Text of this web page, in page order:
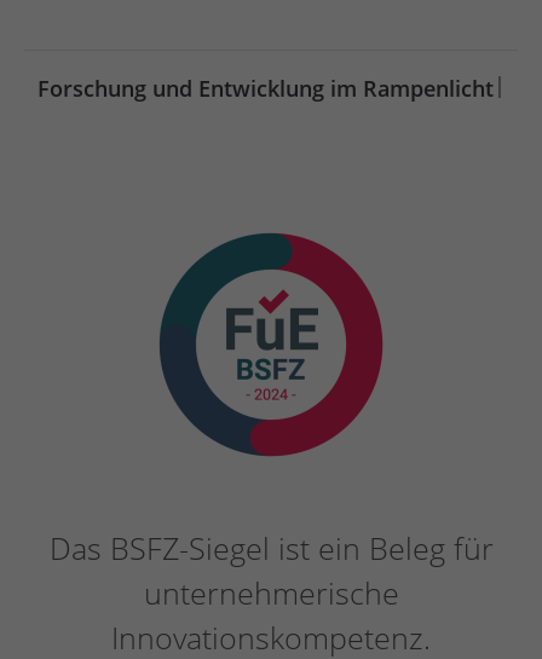
Forschung und Entwicklung im Rampenlicht|
Das BSFZ-Siegel ist ein Beleg für
unternehmerische
Innovationskompetenz.